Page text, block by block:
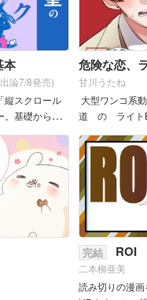
本
論7/8発売)
縦スクロール
。基礎から応
と間違いな
危険な恋、
甘川うたね
大型ワンコ
道 の ライト
完結 ROI
二本柳亜美
読み切りの漫